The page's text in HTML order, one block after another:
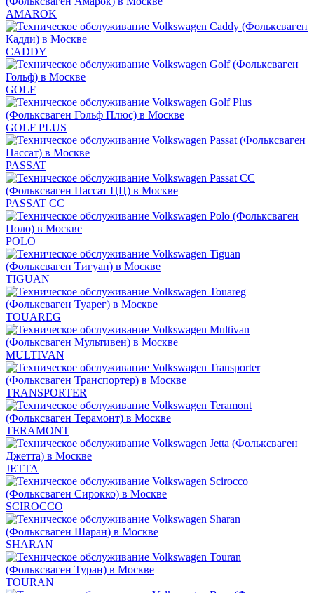
AMAROK
CADDY
GOLF
GOLF PLUS
PASSAT
PASSAT CC
POLO
TIGUAN
TOUAREG
MULTIVAN
TRANSPORTER
TERAMONT
JETTA
SCIROCCO
SHARAN
TOURAN